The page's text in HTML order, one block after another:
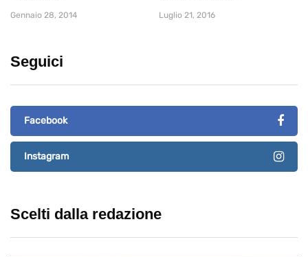
Gennaio 28, 2014 Luglio 21, 2016
Seguici
Facebook
Instagram
Scelti dalla redazione